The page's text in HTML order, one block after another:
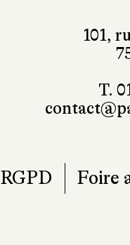
101,
T.
RGPD Foire